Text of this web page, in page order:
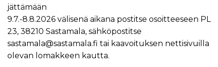
jättämään
9.7.-8.8.2026 välisenä aikana postitse osoitteeseen PL
23, 38210 Sastamala, sähköpostitse
sastamala@sastamala.fi tai kaavoituksen nettisivuilla
olevan lomakkeen kautta.